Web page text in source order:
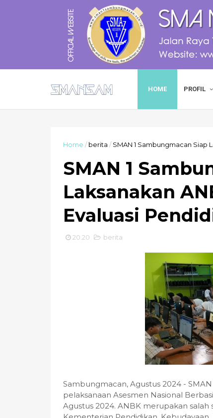
HOME PROFIL
Home / berita / SMAN 1 Sambungmacan Siap
SMAN 1
Laksanakan
Evaluasi
20.20 berita
Sambungmacan, Agustus 2024 -
pelaksanaan Asesmen Nasional
Agustus 2024. ANBK merupakan